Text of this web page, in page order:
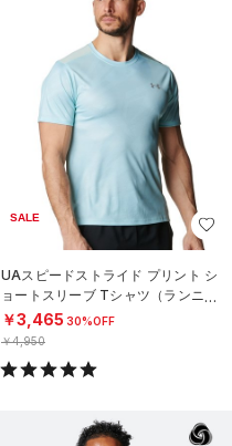
SALE
UAスピードストライド プリント シ
ョートスリーブ Tシャツ（ランニン
グ/MEN）
￥3,465 30%OFF
￥4,950